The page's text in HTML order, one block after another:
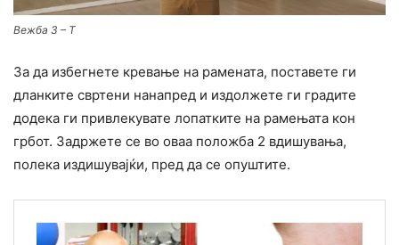
Вежба 3 – T
За да избегнете кревање на рамената, поставете ги
дланките свртени нанапред и издолжете ги градите
додека ги привлекувате лопатките на рамењата кон
грбот. Задржете се во оваа положба 2 вдишувања,
полека издишувајќи, пред да се опуштите.